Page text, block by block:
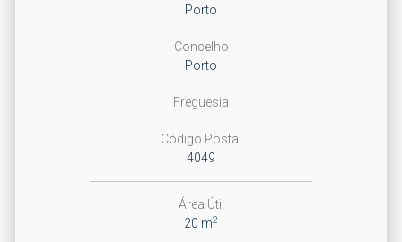
Porto
Concelho
Porto
Freguesia
Código Postal
4049
Área Útil
20 m2